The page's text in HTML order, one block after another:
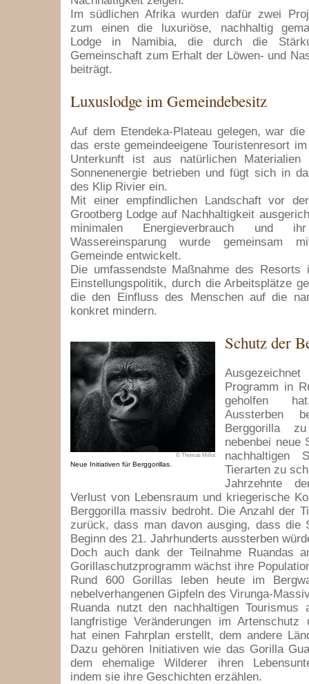
Im südlichen Afrika wurden dafür zwei
zum einen die luxuriöse, nachhaltig
Lodge in Namibia, die durch die
Gemeinschaft zum Erhalt der Löwen- und
beiträgt.
Luxuslodge im Gemeindebesitz
Auf dem Etendeka-Plateau gelegen, war
das erste gemeindeeigene Touristenresort
Unterkunft ist aus natürlichen
Sonnenenergie betrieben und fügt sich in
des Klip Rivier ein.
Mit einer empfindlichen Landschaft vor
Grootberg Lodge auf Nachhaltigkeit
minimalen Energieverbrauch und
Wassereinsparung wurde gemeinsam
Gemeinde entwickelt.
Die umfassendste Maßnahme des Resorts
Einstellungspolitik, durch die Arbeitsplätze
die den Einfluss des Menschen auf die
konkret mindern.
© Thomas Millot
Neue Initiativen für Berggorillas.
Schutz der
Programm in
geholfen
Aussterben
Berggorilla
nebenbei neue
nachhaltigen
Tierarten zu
Jahrzehnte
Verlust von Lebensraum und kriegerische
Berggorilla massiv bedroht. Die Anzahl der
zurück, dass man davon ausging, dass die
Beginn des 21. Jahrhunderts aussterben
Doch auch dank der Teilnahme Ruandas
Gorillaschutzprogramm wächst ihre
Rund 600 Gorillas leben heute im
nebelverhangenen Gipfeln des Virunga-
Ruanda nutzt den nachhaltigen Tourismus
langfristige Veränderungen im Artenschutz
hat einen Fahrplan erstellt, dem andere
Dazu gehören Initiativen wie das Gorilla
dem ehemalige Wilderer ihren
indem sie ihre Geschichten erzählen.